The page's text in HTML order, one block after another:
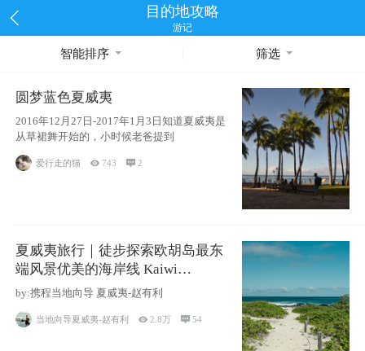
目的地攻略
游记
智能排序 筛选
圆梦蓝色夏威夷
2016年12月27日-2017年1月3日知道夏威夷是
从草裙舞开始的，小时候老爸提到
爱行走的猫 743 2
夏威夷旅行｜徒步探索欧胡岛最东
端风景优美的海岸线 Kaiwi
Shoreline Trail
by:携程当地向导 夏威夷-赵有利
当地向导夏威夷-赵有利 2.8万  54